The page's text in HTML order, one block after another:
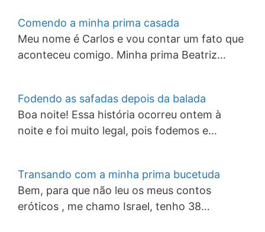
Comendo a minha prima casada
Meu nome é Carlos e vou contar um fato que
aconteceu comigo. Minha prima Beatriz…
Fodendo as safadas depois da balada
Boa noite! Essa história ocorreu ontem à
noite e foi muito legal, pois fodemos e…
Transando com a minha prima bucetuda
Bem, para que não leu os meus contos
eróticos , me chamo Israel, tenho 38…